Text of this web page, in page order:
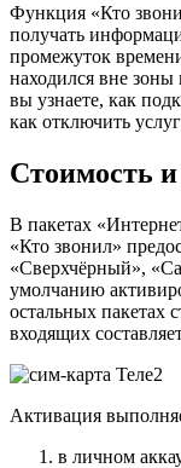
Функция «Кто
получать
промежуток
находился вне зоны
вы узнаете, как
как отключить
Стоимость
В пакетах
«Кто звонил»
«Сверхчёрный»,
умолчанию
остальных пакетах
входящих
Активация
в личном